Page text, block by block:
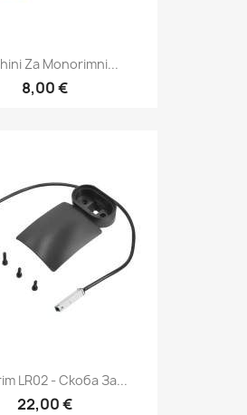
Za Monorimni...
8,00 €
LR02 - Скоба За...
22,00 €